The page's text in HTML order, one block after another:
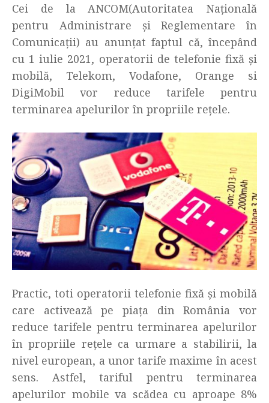
Cei de la ANCOM(Autoritatea Națională
pentru Administrare și Reglementare în
Comunicații) au anunțat faptul că, începând
cu 1 iulie 2021, operatorii de telefonie fixă și
mobilă, Telekom, Vodafone, Orange si
DigiMobil vor reduce tarifele pentru
terminarea apelurilor în propriile rețele.
Practic, toti operatorii telefonie fixă și mobilă
care activează pe piaţa din România vor
reduce tarifele pentru terminarea apelurilor
în propriile rețele ca urmare a stabilirii, la
nivel european, a unor tarife maxime în acest
sens. Astfel, tariful pentru terminarea
apelurilor mobile va scădea cu aproape 8%